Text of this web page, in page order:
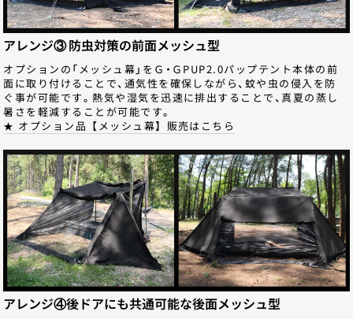
アレンジ③ 防虫対策の前面メッシュ型
オプションの「メッシュ幕」をＧ・ＧPUP2.0パップテント本体の前
面に取り付けることで、通気性を確保しながら、蚊や虫の侵入を防
ぐ事が可能です。熱気や湿気を迅速に排出することで、真夏の蒸し
暑さを軽減することが可能です。
★ オプション品【メッシュ幕】販売はこちら
アレンジ④後ドアにも共通可能な後面メッシュ型